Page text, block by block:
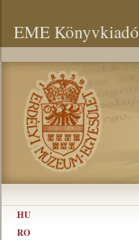
EME Könyvkiadó
HU
RO